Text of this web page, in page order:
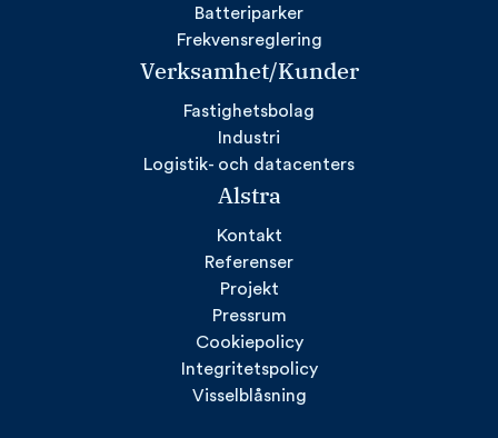
Batteriparker
Frekvensreglering
Verksamhet/Kunder
Fastighetsbolag
Industri
Logistik- och datacenters
Alstra
Kontakt
Referenser
Projekt
Pressrum
Cookiepolicy
Integritetspolicy
Visselblåsning